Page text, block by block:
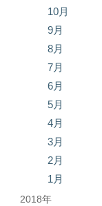
10月
9月
8月
7月
6月
5月
4月
3月
2月
1月
2018年